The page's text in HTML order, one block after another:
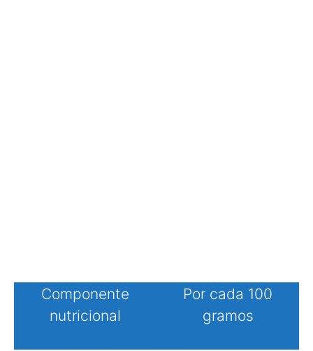
Componente
nutricional
Por cada 100
gramos